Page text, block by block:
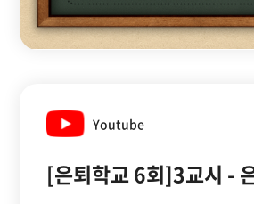
Youtube
[은퇴학교 6회]3교시 -